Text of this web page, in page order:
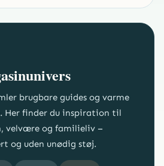
brugbare guides og varme
Her finder du inspiration til
velvære og familieliv –
og uden unødig støj.